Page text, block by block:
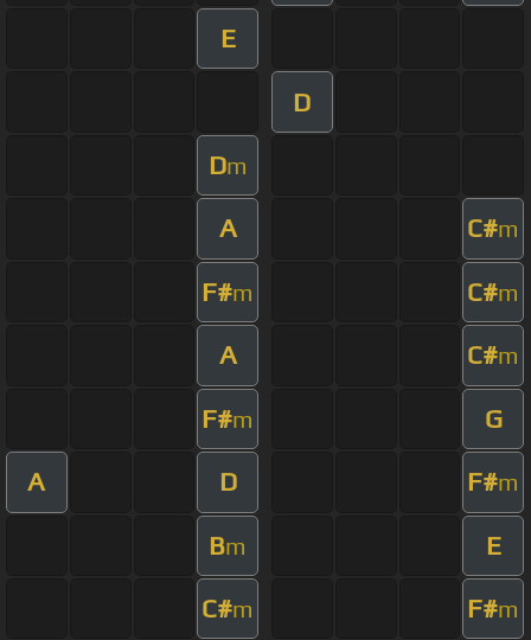
E
D
Dm
A C#m
F#m C#m
A C#m
F#m G
A D F#m
Bm E
C#m F#m